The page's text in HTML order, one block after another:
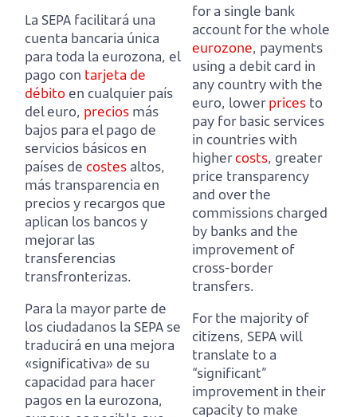
La SEPA facilitará una
cuenta bancaria única
para toda la eurozona, el
pago con tarjeta de
débitoen cualquier país
del euro, precios más
bajos para el pago de
servicios básicos en
países de costes altos,
más transparencia en
precios y recargos que
aplican los bancosy
mejorar las
transferencias
transfronterizas.
Para la mayor parte de
los ciudadanos la SEPA se
traducirá en una mejora
«significativa» de su
capacidad para hacer
pagos en la eurozona,
for a single bank
account for the whole
eurozone, payments
using a debit card in
any country with the
euro, lowerprices to
pay for basic services
in countries with
highercosts, greater
price transparency
and over the
commissions charged
by banks and the
improvement of
cross-border
transfers.
For the majority of
citizens, SEPA will
translate to a
“significant”
improvement in their
capacity to make